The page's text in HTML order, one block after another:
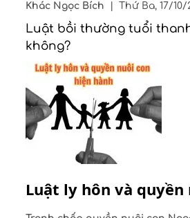
Khác Ngọc Bích Thứ Ba, 17/10/
Luật bồi thường tuổi
không?
Luật ly hôn và